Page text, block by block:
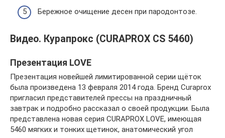
Бережное очищение десен при пародонтозе.
Видео. Курапрокс (CURAPROX CS 5460)
Презентация LOVE
Презентация новейшей лимитированной серии щёток
была произведена 13 февраля 2014 года. Бренд Curaprox
пригласил представителей прессы на праздничный
завтрак и подробно рассказал о своей продукции. Была
представлена новая серия CURAPROX LOVE, имеющая
5460 мягких и тонких щетинок, анатомический угол